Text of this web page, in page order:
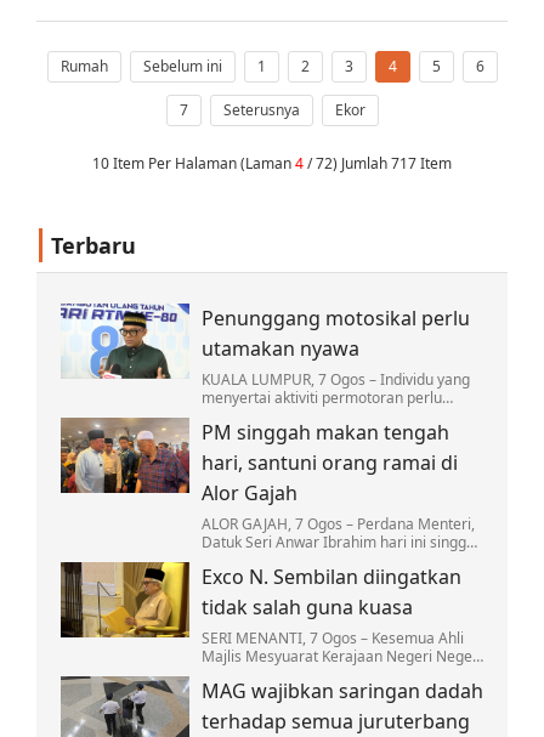
agenda reformasi, pembaharuan
Rumah Sebelum ini 1 2 3 4 5 6
7 Seterusnya Ekor
10 Item Per Halaman (Laman4/ 72) Jumlah 717 Item
Terbaru
Penunggang motosikal perlu
utamakan nyawa
KUALA LUMPUR, 7 Ogos – Individu yang
menyertai aktiviti permotoran perlu
Nafs dengan memastikan hobi
berkenaan tidak…
PM singgah makan tengah
hari, santuni orang ramai di
Alor Gajah
ALOR GAJAH, 7 Ogos – Perdana Menteri,
Datuk Seri Anwar Ibrahim hari ini singgah
sini kira-kira 12.30 tengah hari.
Exco N. Sembilan diingatkan
tidak salah guna kuasa
SERI MENANTI, 7 Ogos – Kesemua Ahli
Majlis Mesyuarat Kerajaan Negeri Negeri
supaya tidak sesekali menyalahguna
kuasa…
MAG wajibkan saringan dadah
terhadap semua juruterbang